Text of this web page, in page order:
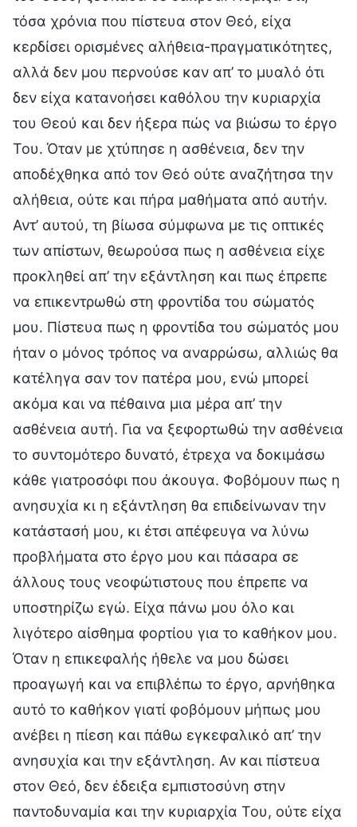
τόσα χρόνια που πίστευα στον Θεό, είχα
κερδίσει ορισμένες αλήθεια-πραγματικότητες,
αλλά δεν μου περνούσε καν απ’ το μυαλό ότι
δεν είχα κατανοήσει καθόλου την κυριαρχία
του Θεού και δεν ήξερα πώς να βιώσω το έργο
Του. Όταν με χτύπησε η ασθένεια, δεν την
αποδέχθηκα από τον Θεό ούτε αναζήτησα την
αλήθεια, ούτε και πήρα μαθήματα από αυτήν.
Αντ’ αυτού, τη βίωσα σύμφωνα με τις οπτικές
των απίστων, θεωρούσα πως η ασθένεια είχε
προκληθεί απ’ την εξάντληση και πως έπρεπε
να επικεντρωθώ στη φροντίδα του σώματός
μου. Πίστευα πως η φροντίδα του σώματός μου
ήταν ο μόνος τρόπος να αναρρώσω, αλλιώς θα
κατέληγα σαν τον πατέρα μου, ενώ μπορεί
ακόμα και να πέθαινα μια μέρα απ’ την
ασθένεια αυτή. Για να ξεφορτωθώ την ασθένεια
το συντομότερο δυνατό, έτρεχα να δοκιμάσω
κάθε γιατροσόφι που άκουγα. Φοβόμουν πως η
ανησυχία κι η εξάντληση θα επιδείνωναν την
κατάστασή μου, κι έτσι απέφευγα να λύνω
προβλήματα στο έργο μου και πάσαρα σε
άλλους τους νεοφώτιστους που έπρεπε να
υποστηρίζω εγώ. Είχα πάνω μου όλο και
λιγότερο αίσθημα φορτίου για το καθήκον μου.
Όταν η επικεφαλής ήθελε να μου δώσει
προαγωγή και να επιβλέπω το έργο, αρνήθηκα
αυτό το καθήκον γιατί φοβόμουν μήπως μου
ανέβει η πίεση και πάθω εγκεφαλικό απ’ την
ανησυχία και την εξάντληση. Αν και πίστευα
στον Θεό, δεν έδειξα εμπιστοσύνη στην
παντοδυναμία και την κυριαρχία Του, ούτε είχα